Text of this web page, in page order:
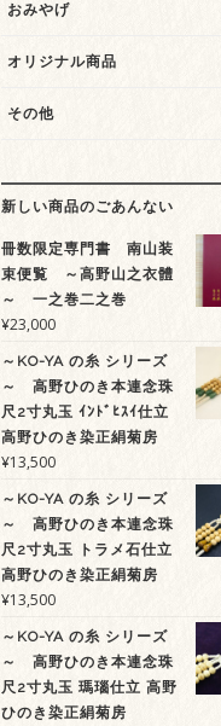
おみやげ
オリジナル商品
その他
新しい商品のごあんない
冊数限定専門書 南山装
束便覧 ～高野山之衣體
～ 一之巻二之巻
¥23,000
～KO-YA の糸 シリーズ
～ 高野ひのき本連念珠
尺2寸丸玉 ｲﾝﾄﾞﾋｽｲ仕立
高野ひのき染正絹菊房
¥13,500
～KO-YA の糸 シリーズ
～ 高野ひのき本連念珠
尺2寸丸玉 トラメ石仕立
高野ひのき染正絹菊房
¥13,500
～KO-YA の糸 シリーズ
～ 高野ひのき本連念珠
尺2寸丸玉 瑪瑙仕立 高野
ひのき染正絹菊房